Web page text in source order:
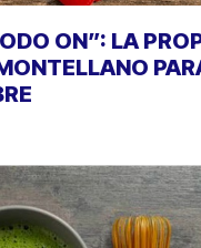
ON”: LA